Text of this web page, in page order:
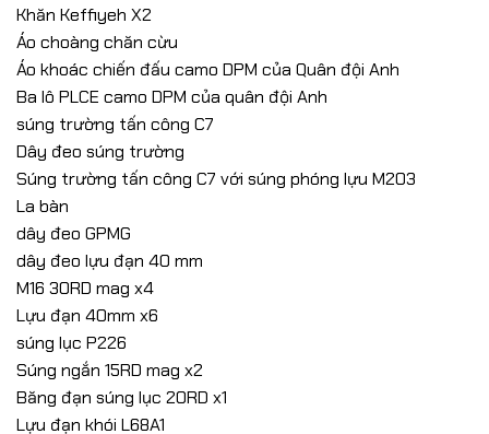
Khăn Keffiyeh X2
Áo choàng chăn cừu
Áo khoác chiến đấu camo DPM của Quân đội Anh
Ba lô PLCE camo DPM của quân đội Anh
súng trường tấn công C7
Dây đeo súng trường
Súng trường tấn công C7 với súng phóng lựu M203
La bàn
dây đeo GPMG
dây đeo lựu đạn 40 mm
M16 30RD mag x4
Lựu đạn 40mm x6
súng lục P226
Súng ngắn 15RD mag x2
Băng đạn súng lục 20RD x1
Lựu đạn khói L68A1